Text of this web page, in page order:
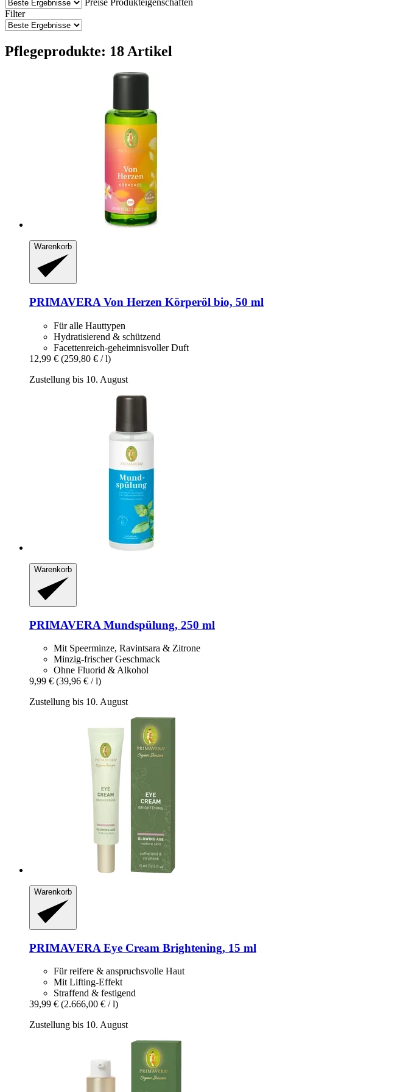
Filter
Pflegeprodukte: 18 Artikel
Warenkorb
PRIMAVERA Von Herzen Körperöl bio, 50 ml
Für alle Hauttypen
Hydratisierend & schützend
Facettenreich-geheimnisvoller Duft
12,99 € (259,80 € / l)
Zustellung bis 10. August
Warenkorb
PRIMAVERA Mundspülung, 250 ml
Mit Speerminze, Ravintsara & Zitrone
Minzig-frischer Geschmack
Ohne Fluorid & Alkohol
9,99 € (39,96 € / l)
Zustellung bis 10. August
Warenkorb
PRIMAVERA Eye Cream Brightening, 15 ml
Für reifere & anspruchsvolle Haut
Mit Lifting-Effekt
Straffend & festigend
39,99 € (2.666,00 € / l)
Zustellung bis 10. August